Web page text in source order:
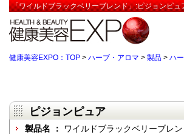
「ワイルドブラックベリーブレンド」:ピジョンピュ
健康美容EXPO：TOP > ハーブ・アロマ > 製品 > ハ
ピジョンピュア
製品名 ： ワイルドブラックベリーブレン